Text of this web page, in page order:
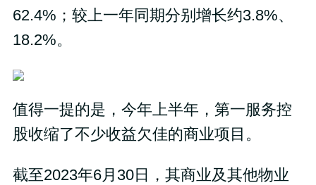
62.4%；较上一年同期分别增长约3.8%、
18.2%。
值得一提的是，今年上半年，第一服务控
股收缩了不少收益欠佳的商业项目。
截至2023年6月30日，其商业及其他物业